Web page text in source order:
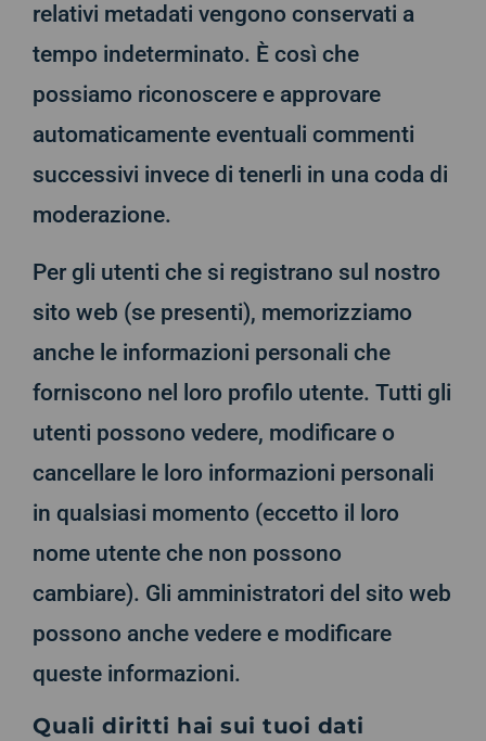
relativi metadati vengono conservati a
tempo indeterminato. È così che
possiamo riconoscere e approvare
automaticamente eventuali commenti
successivi invece di tenerli in una coda di
moderazione.
Per gli utenti che si registrano sul nostro
sito web (se presenti), memorizziamo
anche le informazioni personali che
forniscono nel loro profilo utente. Tutti gli
utenti possono vedere, modificare o
cancellare le loro informazioni personali
in qualsiasi momento (eccetto il loro
nome utente che non possono
cambiare). Gli amministratori del sito web
possono anche vedere e modificare
queste informazioni.
Quali diritti hai sui tuoi dati